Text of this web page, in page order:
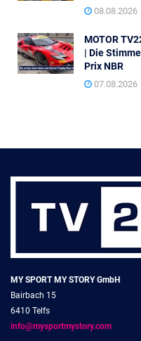
08.08.2026
MOTOR
| Die
Prix NBR
07.08.2026
MY SPORT MY STORY GmbH
Bairbach 15
6410 Telfs
info@mysportmystory.com